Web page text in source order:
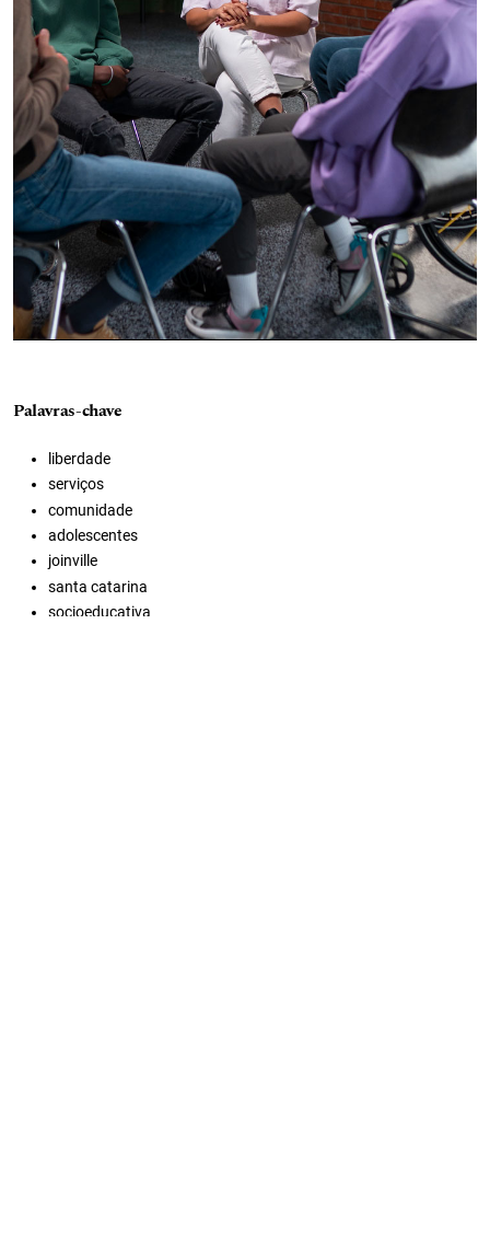
Palavras-chave
liberdade
serviços
comunidade
adolescentes
joinville
santa catarina
socioeducativa